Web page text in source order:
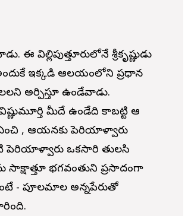
ఈ విల్లిపుత్తూరులోనే శ్రీకృష్ణుడు
ఇక్కడి ఆలయంలోని ప్రధాన
అర్పిస్తూ ఉండేవాడు.
మీదే ఉండేది కాబట్టి ఆ
ఎంచి , ఆయనకు పెరియాళ్వారు
పెరియాళ్వారు ఒకసారి తులసి
భగవంతుని ప్రసాదంగా
- పూలమాల అన్నపేరుతో